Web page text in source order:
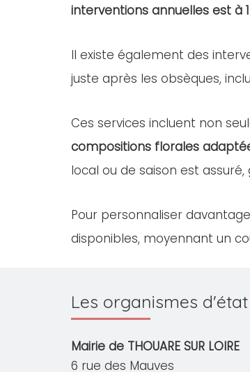
interventions annuelles est à
Il existe également des
juste après les obsèques,
Ces services incluent non
compositions florales
local ou de saison est
Pour personnaliser
disponibles, moyennant un
Les organismes d'état
Mairie de THOUARE SUR LOIRE
6 rue des Mauves